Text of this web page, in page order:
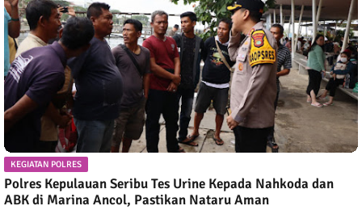
KEGIATAN POLRES
Polres Kepulauan Seribu Tes Urine Kepada Nahkoda dan
ABK di Marina Ancol, Pastikan Nataru Aman